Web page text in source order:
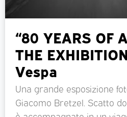
“80 YEARS OF
THE
Vespa
Una grande esposizione
Giacomo Bretzel. Scatto